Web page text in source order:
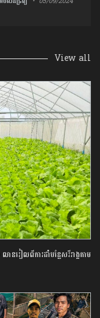
View all
ៀលពីការដាំបន្លែសរីរាង្គតាម